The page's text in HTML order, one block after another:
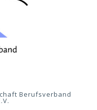
Berufsverband